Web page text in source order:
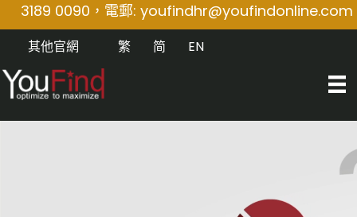
3189 0090，電郵: youfindhr@youfindonline.com
其他官網 EN
简
繁